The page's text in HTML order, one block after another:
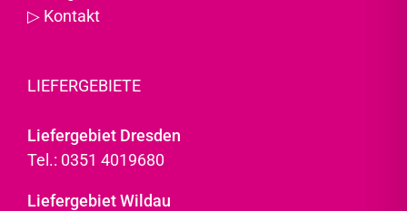
▷ Kontakt
LIEFERGEBIETE
Liefergebiet Dresden
Tel.: 0351 4019680
Liefergebiet Wildau